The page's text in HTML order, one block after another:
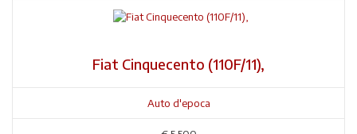
Fiat Cinquecento (110F/11),
Auto d'epoca